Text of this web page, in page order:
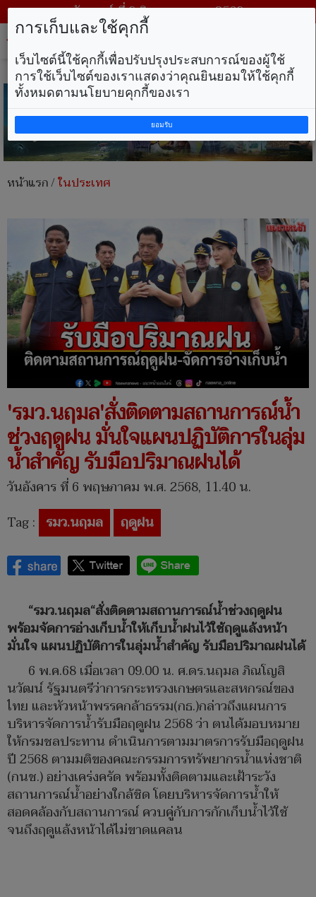
วันเสาร์ ที่ 8 สิงหาคม พ.ศ. 2569
หน้าแรก/ในประเทศ
'รมว.นฤมล'สั่งติดตามสถานการณ์น้ำ
ช่วงฤดูฝน มั่นใจแผนปฏิบัติการในลุ่ม
น้ำสำคัญ รับมือปริมาณฝนได้
วันอังคาร ที่ 6 พฤษภาคม พ.ศ. 2568, 11.40 น.
Tag : รมว.นฤมล ฤดูฝน
“รมว.นฤมล“สั่งติดตามสถานการณ์น้ำช่วงฤดูฝน
พร้อมจัดการอ่างเก็บน้ำให้เก็บน้ำฝนไว้ใช้ฤดูแล้งหน้า
มั่นใจ แผนปฏิบัติการในลุ่มน้ำสำคัญ รับมือปริมาณฝนได้
6 พ.ค.68 เมื่อเวลา 09.00 น. ศ.ดร.นฤมล ภิณโญสิ
นวัฒน์ รัฐมนตรีว่าการกระทรวงเกษตรและสหกรณ์ของ
ไทย และหัวหน้าพรรคกล้าธรรม(กธ.)กล่าวถึงแผนการ
บริหารจัดการน้ำรับมือฤดูฝน 2568 ว่า ตนได้มอบหมาย
ให้กรมชลประทาน ดำเนินการตามมาตรการรับมือฤดูฝน
ปี 2568 ตามมติของคณะกรรมการทรัพยากรน้ำแห่งชาติ
(กนช.) อย่างเคร่งครัด พร้อมทั้งติดตามและเฝ้าระวัง
สถานการณ์น้ำอย่างใกล้ชิด โดยบริหารจัดการน้ำให้
สอดคล้องกับสถานการณ์ ควบคู่กับการกักเก็บน้ำไว้ใช้
จนถึงฤดูแล้งหน้าได้ไม่ขาดแคลน
การเก็บและใช้คุกกี้
เว็บไซต์นี้ใช้คุกกี้เพื่อปรับปรุงประสบการณ์ของผู้ใช้
การใช้เว็บไซต์ของเราแสดงว่าคุณยินยอมให้ใช้คุกกี้
ทั้งหมดตามนโยบายคุกกี้ของเรา
ยอมรับ